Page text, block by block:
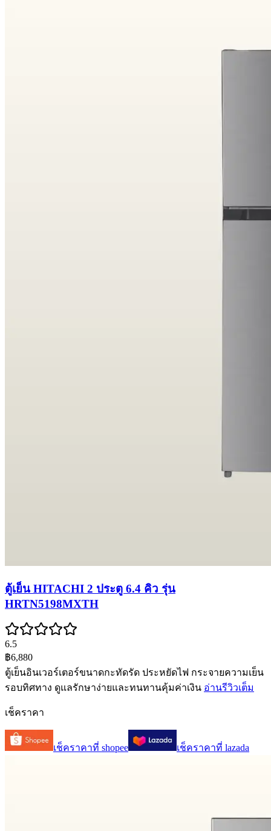
ตู้เย็น HITACHI 2 ประตู 6.4 คิว รุ่น
HRTN5198MXTH
6.5
฿6,880
ตู้เย็นอินเวอร์เตอร์ขนาดกะทัดรัด ประหยัดไฟ กระจายความเย็น
รอบทิศทาง ดูแลรักษาง่ายและทนทานคุ้มค่าเงิน อ่านรีวิวเต็ม
เช็คราคา
เช็คราคาที่ shopee เช็คราคาที่ lazada